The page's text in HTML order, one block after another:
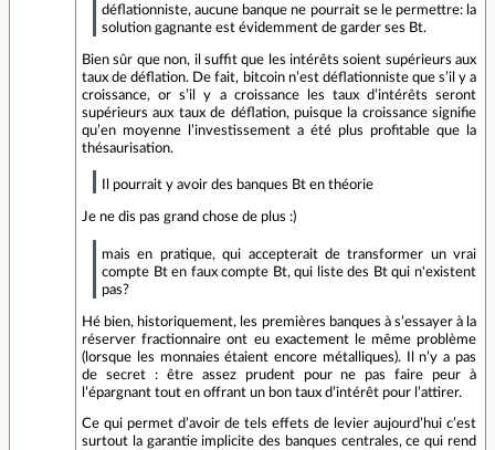
déflationniste, aucune banque ne pourrait se le permettre: la
solution gagnante est évidemment de garder ses Bt.
Bien sûr que non, il suffit que les intérêts soient supérieurs aux
taux de déflation. De fait, bitcoin n’est déflationniste que s’il y a
croissance, or s’il y a croissance les taux d’intérêts seront
supérieurs aux taux de déflation, puisque la croissance signifie
qu’en moyenne l’investissement a été plus profitable que la
thésaurisation.
Il pourrait y avoir des banques Bt en théorie
Je ne dis pas grand chose de plus :)
mais en pratique, qui accepterait de transformer un vrai
compte Bt en faux compte Bt, qui liste des Bt qui n'existent
pas?
Hé bien, historiquement, les premières banques à s’essayer à la
réserver fractionnaire ont eu exactement le même problème
(lorsque les monnaies étaient encore métalliques). Il n’y a pas
de secret : être assez prudent pour ne pas faire peur à
l’épargnant tout en offrant un bon taux d’intérêt pour l’attirer.
Ce qui permet d’avoir de tels effets de levier aujourd’hui c’est
surtout la garantie implicite des banques centrales, ce qui rend